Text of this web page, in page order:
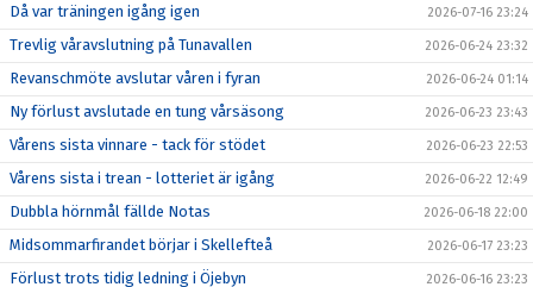
Då var träningen igång igen 2026-07-16 23:24
Trevlig våravslutning på Tunavallen 2026-06-24 23:32
Revanschmöte avslutar våren i fyran 2026-06-24 01:14
Ny förlust avslutade en tung vårsäsong 2026-06-23 23:43
Vårens sista vinnare - tack för stödet 2026-06-23 22:53
Vårens sista i trean - lotteriet är igång 2026-06-22 12:49
Dubbla hörnmål fällde Notas 2026-06-18 22:00
Midsommarfirandet börjar i Skellefteå 2026-06-17 23:23
Förlust trots tidig ledning i Öjebyn 2026-06-16 23:23